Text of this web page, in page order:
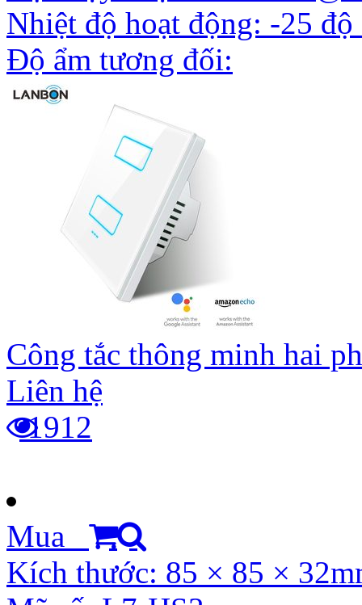
Nhiệt độ hoạt động: -25 độ
Độ ẩm tương đối:
Công tắc thông minh hai
Liên hệ
1912
Mua
Kích thước: 85 × 85 ×